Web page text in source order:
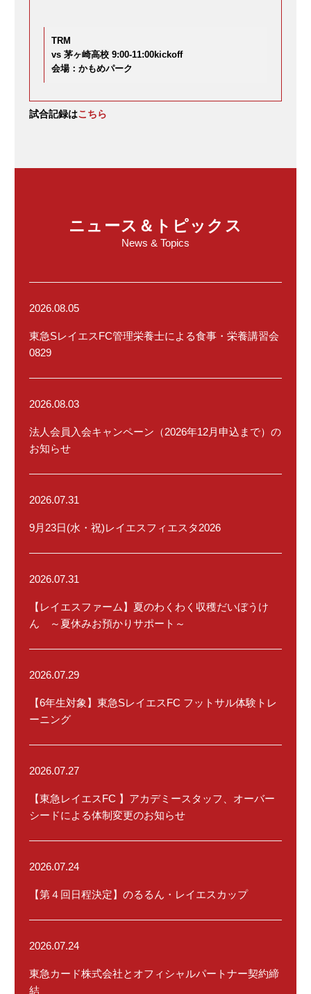
ｽｸｰﾙ
ｻﾎﾟｰﾀｰ
ﾌｯﾄｻﾙ施設
TRM
vs 茅ヶ崎高校 9:00-11:00kickoff
会場：かもめパーク
試合記録はこちら
ニュース＆トピックス
News & Topics
東急SレイエスFC管理栄養士による食事・栄養講習会
0829
2026.08.05
法人会員入会キャンペーン（2026年12月申込まで）の
お知らせ
2026.08.03
9月23日(水・祝)レイエスフィエスタ2026
2026.07.31
【レイエスファーム】夏のわくわく収穫だいぼうけ
ん ～夏休みお預かりサポート～
2026.07.31
【6年生対象】東急SレイエスFC フットサル体験トレ
ーニング
2026.07.29
【東急レイエスFC 】アカデミースタッフ、オーバー
シードによる体制変更のお知らせ
2026.07.27
【第４回日程決定】のるるん・レイエスカップ
2026.07.24
東急カード株式会社とオフィシャルパートナー契約締
結
2026.07.24